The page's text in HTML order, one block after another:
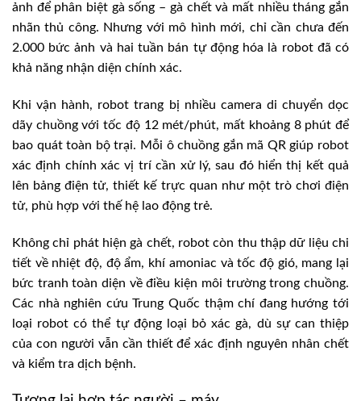
ảnh để phân biệt gà sống – gà chết và mất nhiều tháng gắn
nhãn thủ công. Nhưng với mô hình mới, chỉ cần chưa đến
2.000 bức ảnh và hai tuần bán tự động hóa là robot đã có
khả năng nhận diện chính xác.
Khi vận hành, robot trang bị nhiều camera di chuyển dọc
dãy chuồng với tốc độ 12 mét/phút, mất khoảng 8 phút để
bao quát toàn bộ trại. Mỗi ô chuồng gắn mã QR giúp robot
xác định chính xác vị trí cần xử lý, sau đó hiển thị kết quả
lên bảng điện tử, thiết kế trực quan như một trò chơi điện
tử, phù hợp với thế hệ lao động trẻ.
Không chỉ phát hiện gà chết, robot còn thu thập dữ liệu chi
tiết về nhiệt độ, độ ẩm, khí amoniac và tốc độ gió, mang lại
bức tranh toàn diện về điều kiện môi trường trong chuồng.
Các nhà nghiên cứu Trung Quốc thậm chí đang hướng tới
loại robot có thể tự động loại bỏ xác gà, dù sự can thiệp
của con người vẫn cần thiết để xác định nguyên nhân chết
và kiểm tra dịch bệnh.